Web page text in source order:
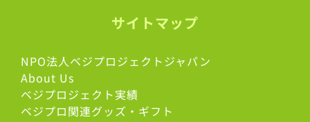
サイトマップ
NPO法人ベジプロジェクトジャパン
About Us
ベジプロジェクト実績
ベジプロ関連グッズ・ギフト